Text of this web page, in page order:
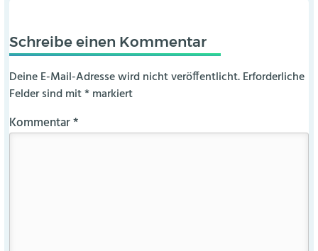
Schreibe einen Kommentar
Deine E-Mail-Adresse wird nicht veröffentlicht. Erforderliche
Felder sind mit*markiert
Kommentar*